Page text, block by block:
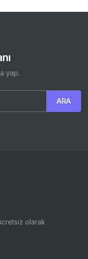
yap.
olarak